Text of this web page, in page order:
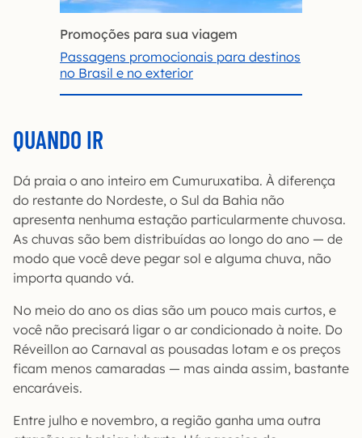
Promoções para sua viagem
Passagens promocionais para destinos
no Brasil e no exterior
QUANDO IR
Dá praia o ano inteiro em Cumuruxatiba. À diferença
do restante do Nordeste, o Sul da Bahia não
apresenta nenhuma estação particularmente chuvosa.
As chuvas são bem distribuídas ao longo do ano — de
modo que você deve pegar sol e alguma chuva, não
importa quando vá.
No meio do ano os dias são um pouco mais curtos, e
você não precisará ligar o ar condicionado à noite. Do
Réveillon ao Carnaval as pousadas lotam e os preços
ficam menos camaradas — mas ainda assim, bastante
encaráveis.
Entre julho e novembro, a região ganha uma outra